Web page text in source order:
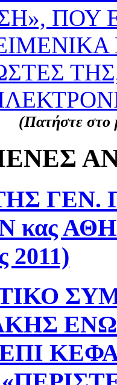
ΠΟΥ
(Πατήστε στο
ΓΕΝ.
κας
2011)